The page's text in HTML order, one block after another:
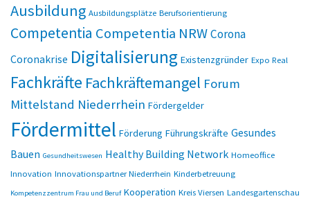
Ausbildung Ausbildungsplätze Berufsorientierung
Competentia Competentia NRWCorona
Coronakrise Digitalisierung Existenzgründer Expo Real
Fachkräfte Fachkräftemangel Forum
Mittelstand Niederrhein Fördergelder
Fördermittel Förderung Führungskräfte Gesundes
Bauen Gesundheitswesen Healthy Building Network Homeoffice
Innovation Innovationspartner Niederrhein Kinderbetreuung
Kompetenzzentrum Frau und Beruf Kooperation Kreis Viersen Landesgartenschau